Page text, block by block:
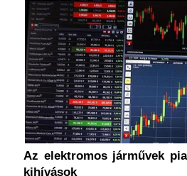
Az elektromos járművek
kihívások